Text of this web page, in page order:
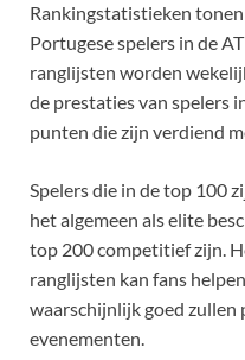
Rankingstatistieken
Portugese spelers in de
ranglijsten worden
de prestaties van spelers
punten die zijn verdiend
Spelers die in de top 100
het algemeen als elite
top 200 competitief zijn.
ranglijsten kan fans
waarschijnlijk goed zullen
evenementen.